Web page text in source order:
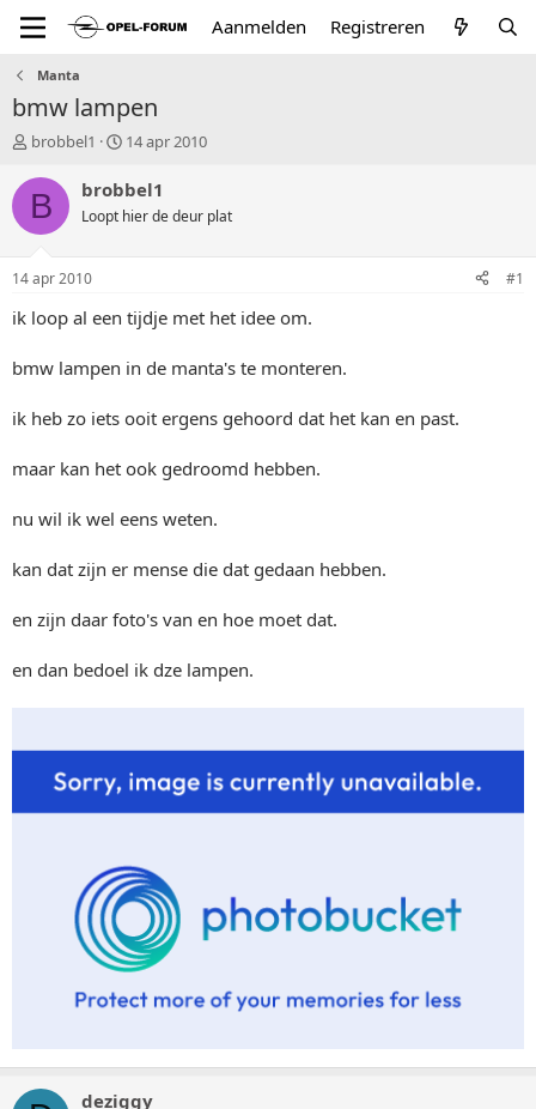
Aanmelden Registreren
Manta
bmw lampen
T
p
a
r
r
brobbel1
S
a
t
u
m
14 apr 2010
B brobbel1
Loopt hier de deur plat
14 apr 2010 #1
ik loop al een tijdje met het idee om.
bmw lampen in de manta's te monteren.
ik heb zo iets ooit ergens gehoord dat het kan en past.
maar kan het ook gedroomd hebben.
nu wil ik wel eens weten.
kan dat zijn er mense die dat gedaan hebben.
en zijn daar foto's van en hoe moet dat.
en dan bedoel ik dze lampen.
deziggy